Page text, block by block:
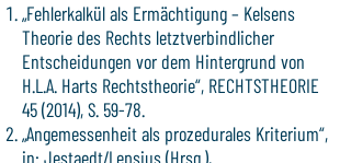
„Fehlerkalkül als Ermächtigung – Kelsens
Theorie des Rechts letztverbindlicher
Entscheidungen vor dem Hintergrund von
H.L.A. Harts Rechtstheorie“, RECHTSTHEORIE
45 (2014), S. 59-78.
„Angemessenheit als prozedurales Kriterium“,
in: Jestaedt/Lepsius (Hrsg.),